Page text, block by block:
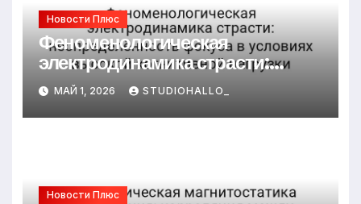
Новости Плюс
Феноменологическая
электродинамика страсти:
неопределённость фокуса в
условиях высокой когнитивной
нагрузки
МАЙ 1, 2026 STUDIOHALLO_
Новости Плюс